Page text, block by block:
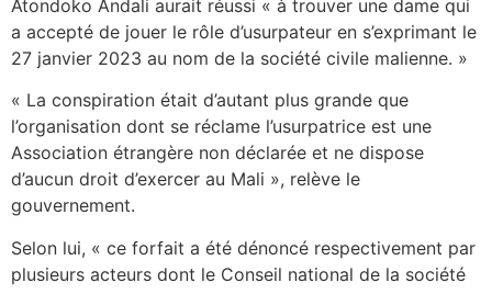
Atondoko Andali aurait réussi « à trouver une dame qui
a accepté de jouer le rôle d’usurpateur en s’exprimant le
27 janvier 2023 au nom de la société civile malienne. »
« La conspiration était d’autant plus grande que
l’organisation dont se réclame l’usurpatrice est une
Association étrangère non déclarée et ne dispose
d’aucun droit d’exercer au Mali », relève le
gouvernement.
Selon lui, « ce forfait a été dénoncé respectivement par
plusieurs acteurs dont le Conseil national de la société